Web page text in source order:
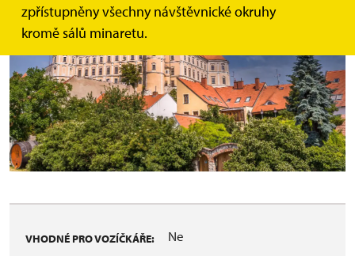
zpřístupněny všechny návštěvnické okruhy
kromě sálů minaretu.
VHODNÉ PRO VOZÍČKÁŘE: Ne